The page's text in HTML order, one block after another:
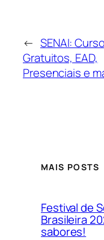
← SENAI:
Gratuitos, EAD,
Presenciais e
MAIS POSTS
Festival de
Brasileira
sabores!